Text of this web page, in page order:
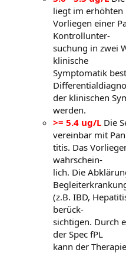
liegt im erhöhten
Vorliegen einer
Kontrollunter-
suchung in zwei
klinische
Symptomatik
der klinischen
werden.
>= 5.4 ug/L Die
vereinbar mit
titis. Das
wahrschein-
lich. Die
(z.B. IBD,
berück-
sichtigen. Durch
der Spec fPL
kann der